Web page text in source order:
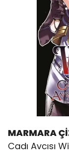
MARMARA
Cadı Avcısı